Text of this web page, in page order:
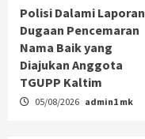
Polisi Dalami Laporan
Dugaan Pencemaran
Nama Baik yang
Diajukan Anggota
TGUPP Kaltim
05/08/2026 admin1 mk